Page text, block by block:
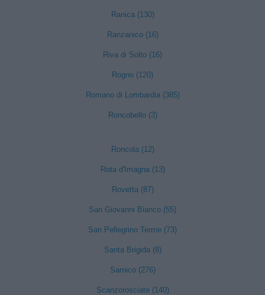
Ranica (130)
Ranzanico (16)
Riva di Solto (16)
Rogno (120)
Romano di Lombardia (385)
Roncobello (3)
Roncola (12)
Rota d'Imagna (13)
Rovetta (87)
San Giovanni Bianco (55)
San Pellegrino Terme (73)
Santa Brigida (8)
Sarnico (276)
Scanzorosciate (140)